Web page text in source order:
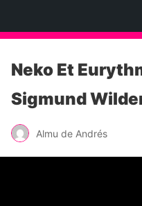
Neko Et
Sigmund
Almu de Andrés